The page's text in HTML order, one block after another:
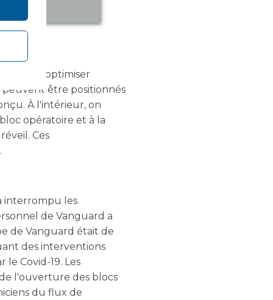
soins d'optimiser
peuvent être positionnés
À l'intérieur, on
opératoire et à la
Ces
interrompu les
de Vanguard a
de Vanguard était de
des interventions
Covid-19. Les
l'ouverture des blocs
du flux de